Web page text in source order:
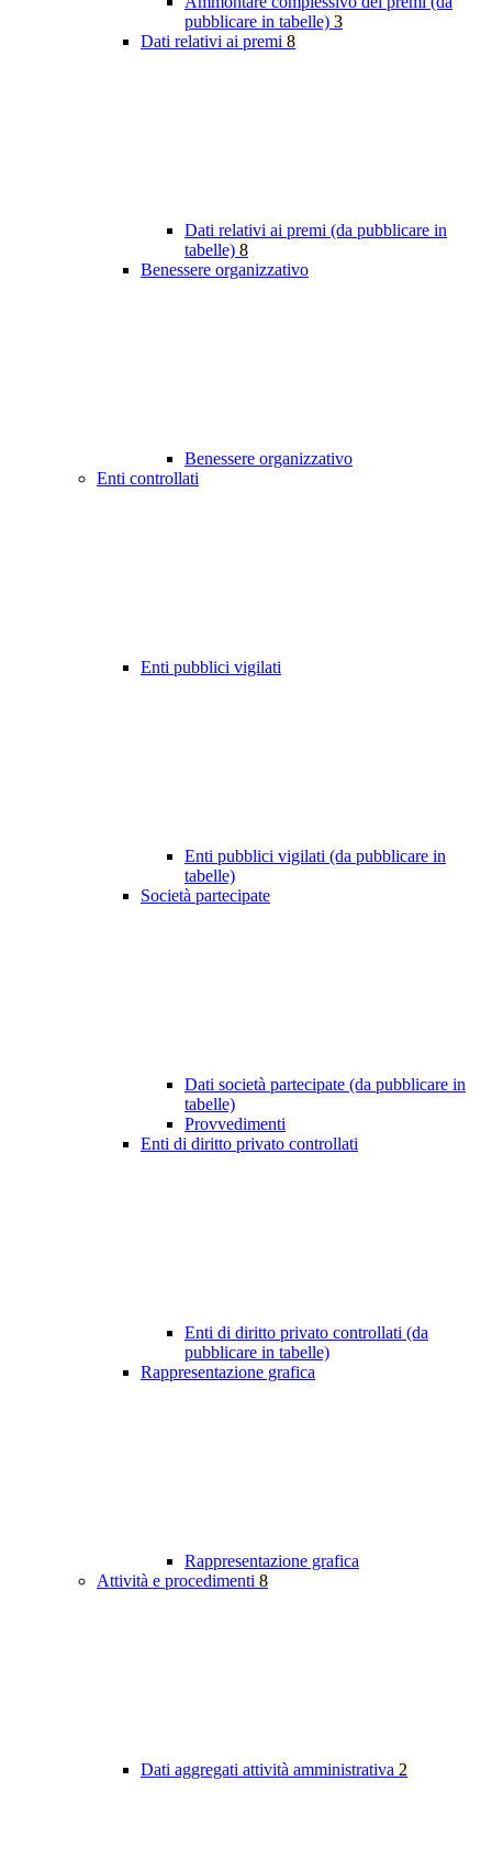
pubblicare in tabelle) 3
Dati relativi ai premi 8
Dati relativi ai premi (da pubblicare in
tabelle) 8
Benessere organizzativo
Benessere organizzativo
Enti controllati
Enti pubblici vigilati
Enti pubblici vigilati (da pubblicare in
tabelle)
Società partecipate
Dati società partecipate (da pubblicare in
tabelle)
Provvedimenti
Enti di diritto privato controllati
Enti di diritto privato controllati (da
pubblicare in tabelle)
Rappresentazione grafica
Rappresentazione grafica
Attività e procedimenti 8
Dati aggregati attività amministrativa 2